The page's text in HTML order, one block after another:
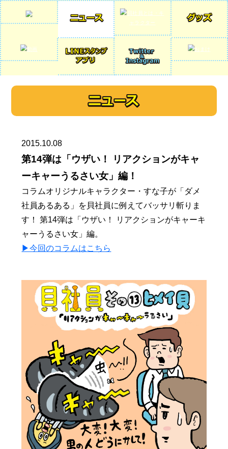
2015.10.08
第14弾は「ウザい！ リアクションがキャ
ーキャーうるさい女」編！
コラムオリジナルキャラクター・すな子が「ダメ
社員あるある」を貝社員に例えてバッサリ斬りま
す！ 第14弾は「ウザい！ リアクションがキャーキ
ャーうるさい女」編。
▶︎今回のコラムはこちら